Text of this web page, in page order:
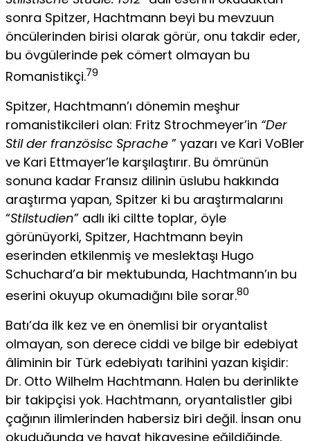
sonra Spitzer, Hachtmann beyi bu mevzuun
öncülerinden birisi olarak görür, onu takdir eder,
bu övgülerinde pek cömert olmayan bu
Romanistikçi.79
Spitzer, Hachtmann’ı dönemin meşhur
romanistikcileri olan: Fritz Strochmeyer’in “Der
Stil der französisc Sprache ” yazarı ve Kari VoBler
ve Kari Ettmayer’le karşılaştırır. Bu ömrünün
sonuna kadar Fransız dilinin üslubu hakkında
araştırma yapan, Spitzer ki bu araştırmalarını
“Stilstudien” adlı iki ciltte toplar, öyle
görünüyorki, Spitzer, Hachtmann beyin
eserinden etkilenmiş ve meslek­taşı Hugo
Schuchard’a bir mektubunda, Hachtmann’ın bu
eserini okuyup okumadığını bile sorar.80
Batı’da ilk kez ve en önemlisi bir oryantalist
olmayan, son de­rece ciddi ve bilge bir edebiyat
âliminin bir Türk edebiyatı tarihini yazan kişidir:
Dr. Otto Wilhelm Hachtmann. Halen bu derinlikte
bir takipçisi yok. Hachtmann, oryantalistler gibi
çağının ilimle­rinden habersiz biri değil. İnsan onu
okuduğunda ve hayat hika­yesine eğildiğinde,